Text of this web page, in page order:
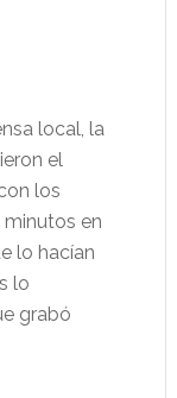
local, la
el
los
en
lo hacían
lo
grabó